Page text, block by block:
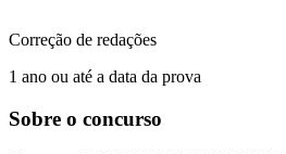
Correção de redações
1 ano ou até a data da prova
Sobre o concurso